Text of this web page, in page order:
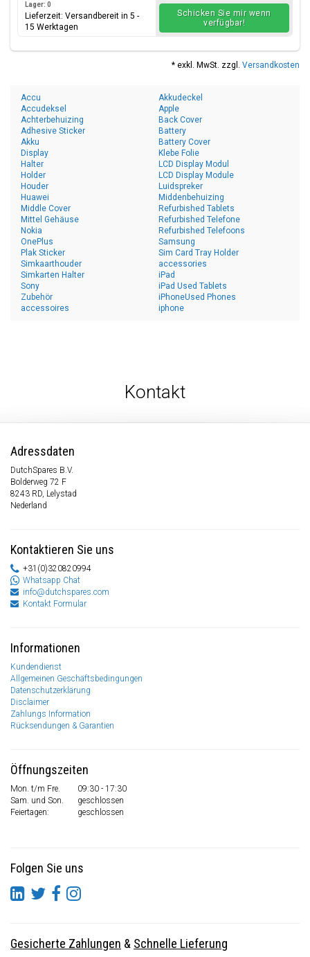
Lager: 0
Lieferzeit: Versandbereit in 5 -
15 Werktagen
Schicken Sie mir wenn
verfügbar!
* exkl. MwSt. zzgl. Versandkosten
Accu
Accudeksel
Achterbehuizing
Adhesive Sticker
Akku
Akkudeckel
Apple
Back Cover
Battery
Battery Cover
Display
Halter
Holder
Houder
Huawei
Klebe Folie
LCD Display Modul
LCD Display Module
Luidspreker
Middenbehuizing
Middle Cover
Mittel Gehäuse
Nokia
OnePlus
Plak Sticker
Refurbished Tablets
Refurbished Telefone
Refurbished Telefoons
Samsung
Sim Card Tray Holder
Simkaarthouder
Simkarten Halter
Sony
Zubehör
accessoires
accessories
iPad
iPad Used Tablets
iPhoneUsed Phones
iphone
Kontakt
Adressdaten
DutchSpares B.V.
Bolderweg 72 F
8243 RD, Lelystad
Nederland
Kontaktieren Sie uns
+31(0)320820994
Whatsapp Chat
info@dutchspares.com
Kontakt Formular
Informationen
Kundendienst
Allgemeinen Geschäftsbedingungen
Datenschutzerklärung
Disclaimer
Zahlungs Information
Rücksendungen & Garantien
Öffnungszeiten
Mon. t/m Fre.
09:30 - 17:30
Sam. und Son.
geschlossen
Feiertagen:
geschlossen
Folgen Sie uns
Gesicherte Zahlungen & Schnelle Lieferung